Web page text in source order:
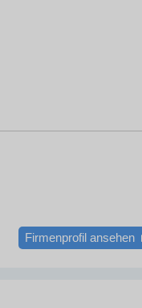
Firmenprofil ansehen